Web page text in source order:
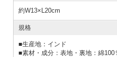
約W13×L20cm
規格
■生産地：インド
■素材・成分：表地・裏地：綿100